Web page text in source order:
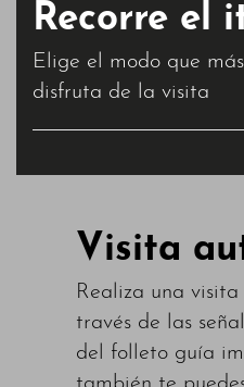
Recorre el
Elige el modo que
disfruta de la visita
Visita
Realiza una
través de las
del folleto guía